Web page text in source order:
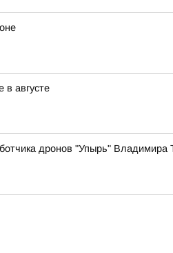
в августе
дронов "Упырь" Владимира